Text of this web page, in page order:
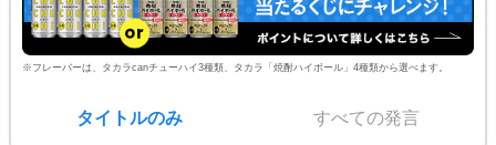
※フレーバーは、タカラcanチューハイ3種類、タカラ「焼酎ハイボール」4種類から選べます。
タイトルのみ すべての発言